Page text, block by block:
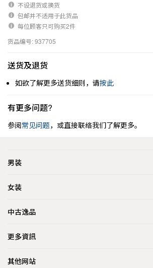
不设退货或换货
包邮并不适用于此货品
每位顾客只可购买2件
货品编号: 937705
送货及退货
如欲了解更多送货细则，请按此
有更多问题?
参阅常见问题，或直接联络我们了解更多。
男装
女装
中古逸品
更多資訊
其他网站